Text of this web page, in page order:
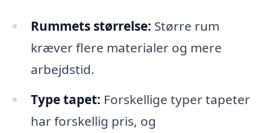
Rummets størrelse: Større rum
kræver flere materialer og mere
arbejdstid.
Type tapet: Forskellige typer tapeter
har forskellig pris, og